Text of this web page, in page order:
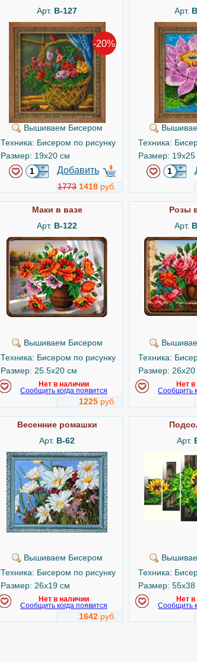
Арт. B-127
-20%
Вышиваем Бисером
Техника: Бисером по рисунку
Размер: 19x20 см
Добавить
1773 1418 руб.
Арт.
Техника:
Размер: 19x25
Маки в вазе
Арт. B-122
Вышиваем Бисером
Техника: Бисером по рисунку
Размер: 25.5x20 см
Нет в наличии
Сообщить когда появится
1225 руб.
Розы
Арт.
Техника:
Размер: 26x20
Нет в
Сообщить
Весенние ромашки
Арт. B-62
Вышиваем Бисером
Техника: Бисером по рисунку
Размер: 26x19 см
Нет в наличии
Сообщить когда появится
1642 руб.
Арт.
Техника:
Размер: 55x38
Нет в
Сообщить